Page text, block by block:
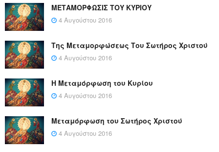
ΜΕΤΑΜΟΡΦΩΣΙΣ ΤΟΥ ΚΥΡΙΟΥ
4 Αυγούστου 2016
Της Μεταμορφώσεως Του Σωτήρος Χριστού
4 Αυγούστου 2016
Η Μεταμόρφωση του Κυρίου
4 Αυγούστου 2016
Μεταμόρφωση του Σωτήρος Χριστού
4 Αυγούστου 2016